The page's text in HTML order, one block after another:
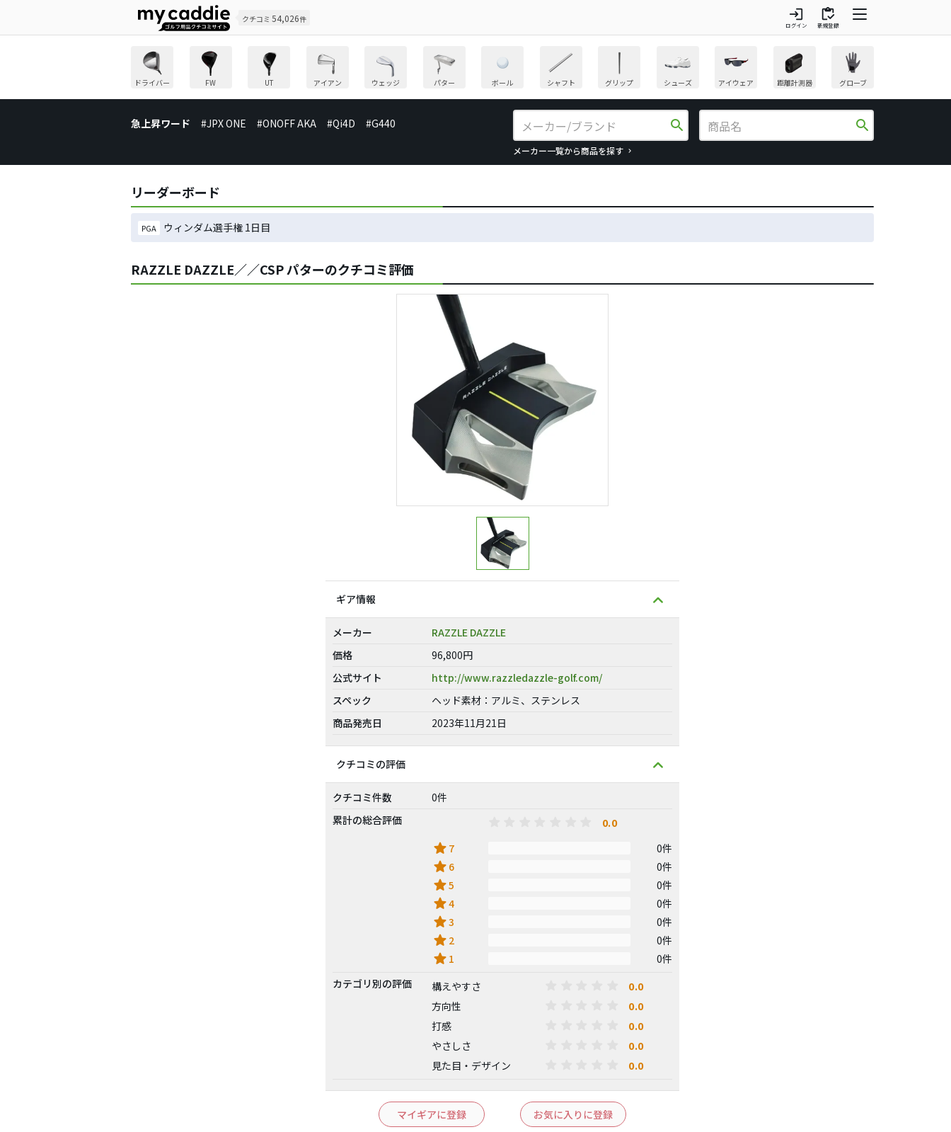
クチコミ 54,026件 login
ログイン
inventory
新規登録
ドライバー FW UT アイアン ウェッジ パター ボール シャフト グリップ シューズ アイウェア 距離計測器 グローブ
急上昇ワード #JPX ONE #ONOFF AKA #Qi4D #G440 search
メーカー一覧から商品を探す
search
リーダーボード
PGA ウィンダム選手権 1日目
RAZZLE DAZZLE／／CSP パターのクチコミ評価
ギア情報
メーカー
RAZZLE DAZZLE
価格
96,800円
公式サイト
http://www.razzledazzle-golf.com/
スペック
ヘッド素材：アルミ、ステンレス
商品発売日
2023年11月21日
クチコミの評価
クチコミ件数
0件
累計の総合評価
0.0
star 7 0件
star 6 0件
star5 0件
star4 0件
star3 0件
star 2 0件
star 1
0件
カテゴリ別の評価
構えやすさ 0.0
方向性 0.0
打感 0.0
やさしさ 0.0
見た目・デザイン 0.0
マイギアに登録 お気に入りに登録